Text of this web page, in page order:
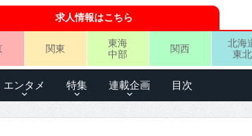
求人情報はこちら
関東
東海
中部
関西
北海
東北
エンタメ 特集 連載企画 目次